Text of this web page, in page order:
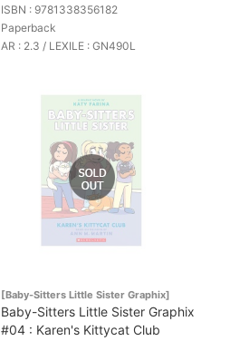
ISBN : 9781338356182
Paperback
AR : 2.3 / LEXILE : GN490L
[Baby-Sitters Little Sister Graphix]
Baby-Sitters Little Sister Graphix
#04 : Karen's Kittycat Club